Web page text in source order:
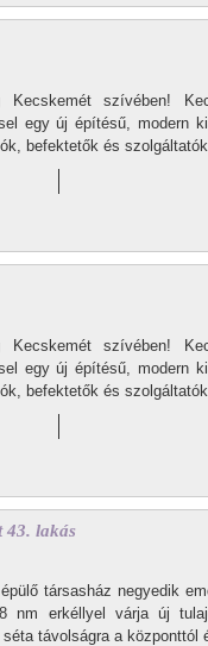
Kecskemét szívében!
egy új építésű, modern
befektetők és
Kecskemét szívében!
egy új építésű, modern
befektetők és
43. lakás
társasház negyedik
nm erkéllyel várja új
távolságra a központtól